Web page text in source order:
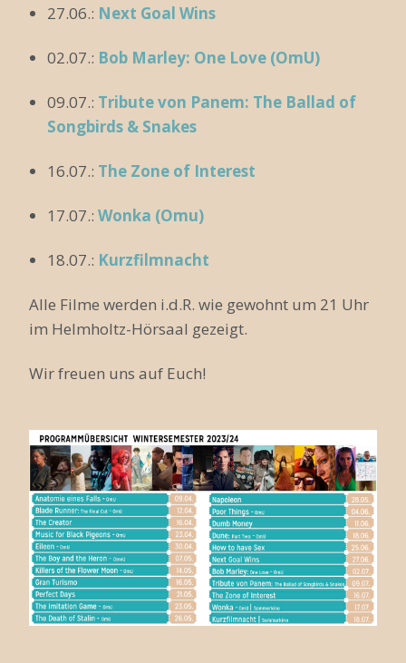
27.06.: Next Goal Wins
02.07.: Bob Marley: One Love (OmU)
09.07.: Tribute von Panem: The Ballad of
Songbirds & Snakes
16.07.: The Zone of Interest
17.07.: Wonka (Omu)
18.07.: Kurzfilmnacht
Alle Filme werden i.d.R. wie gewohnt um 21 Uhr
im Helmholtz-Hörsaal gezeigt.
Wir freuen uns auf Euch!